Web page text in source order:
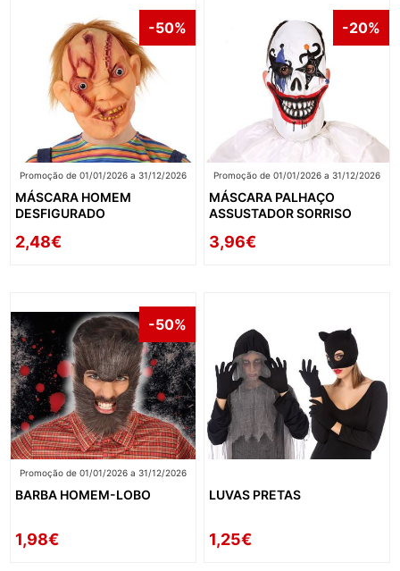
-50%
Promoção de 01/01/2026 a 31/12/2026
MÁSCARA HOMEM
DESFIGURADO
2,48€
-20%
Promoção de 01/01/2026 a 31/12/2026
MÁSCARA PALHAÇO
ASSUSTADOR SORRISO
3,96€
-50%
Promoção de 01/01/2026 a 31/12/2026
BARBA HOMEM-LOBO
1,98€
LUVAS PRETAS
1,25€